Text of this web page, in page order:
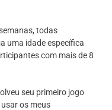
todas
uma idade específica
com mais de 8
seu primeiro jogo
os meus